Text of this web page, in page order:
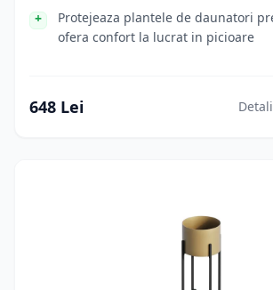
Protejeaza plantele de daunatori
ofera confort la lucrat in picioare
648 Lei